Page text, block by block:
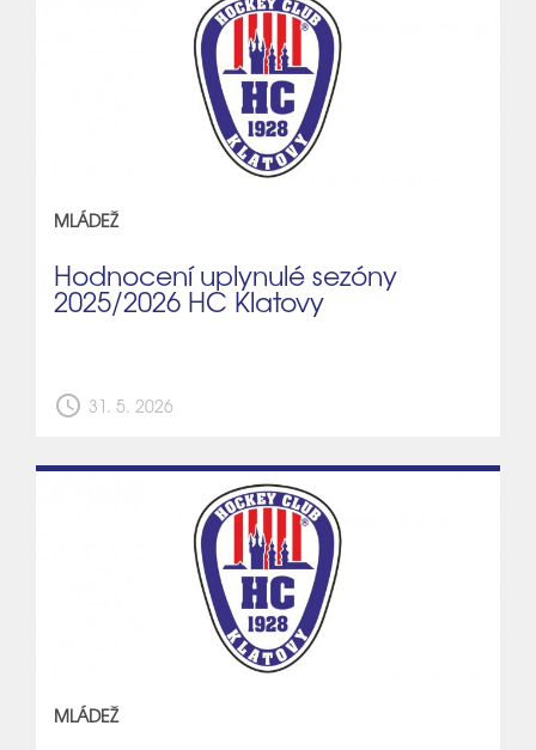
MLÁDEŽ
Hodnocení uplynulé sezóny
2025/2026 HC Klatovy
schedule 31. 5. 2026
MLÁDEŽ